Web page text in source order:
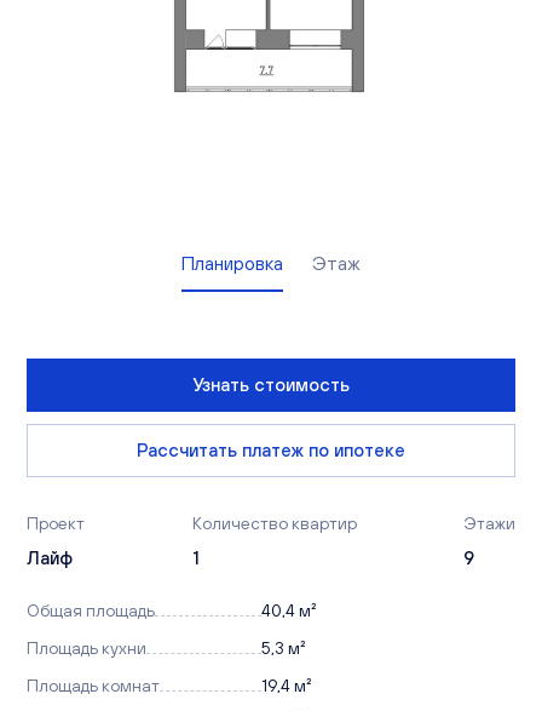
Планировка Этаж
Узнать стоимость
Рассчитать платеж по ипотеке
Проект
Лайф
Количество квартир
1
Этажи
9
Общая площадь
40,4 м²
Площадь кухни
5,3 м²
Площадь комнат
19,4 м²